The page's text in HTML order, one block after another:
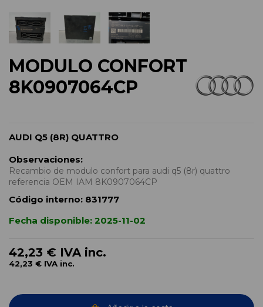
MODULO CONFORT
8K0907064CP
AUDI Q5 (8R) QUATTRO
Observaciones:
Recambio de modulo confort para audi q5 (8r) quattro
referencia OEM IAM 8K0907064CP
Código interno: 831777
Fecha disponible: 2025-11-02
42,23 € IVA inc.
42,23 € IVA inc.